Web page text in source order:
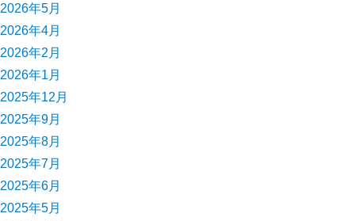
2026年5月
2026年4月
2026年2月
2026年1月
2025年12月
2025年9月
2025年8月
2025年7月
2025年6月
2025年5月